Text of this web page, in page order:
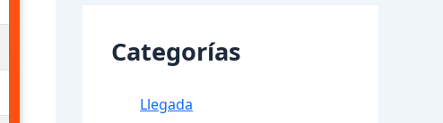
Categorías
Llegada